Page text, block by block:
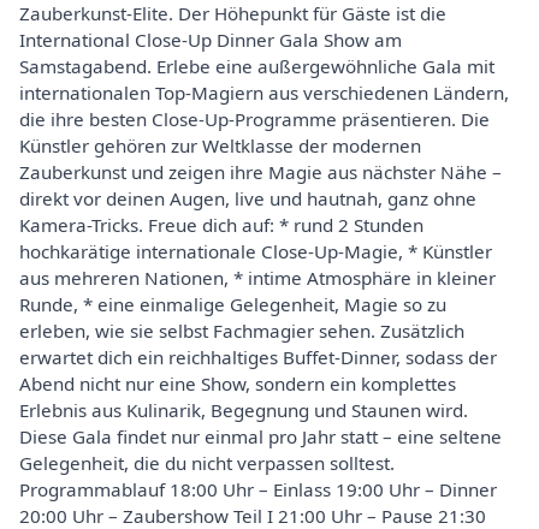
Zauberkunst-Elite. Der Höhepunkt für Gäste ist die
International Close-Up Dinner Gala Show am
Samstagabend. Erlebe eine außergewöhnliche Gala mit
internationalen Top-Magiern aus verschiedenen Ländern,
die ihre besten Close-Up-Programme präsentieren. Die
Künstler gehören zur Weltklasse der modernen
Zauberkunst und zeigen ihre Magie aus nächster Nähe –
direkt vor deinen Augen, live und hautnah, ganz ohne
Kamera-Tricks. Freue dich auf: * rund 2 Stunden
hochkarätige internationale Close-Up-Magie, * Künstler
aus mehreren Nationen, * intime Atmosphäre in kleiner
Runde, * eine einmalige Gelegenheit, Magie so zu
erleben, wie sie selbst Fachmagier sehen. Zusätzlich
erwartet dich ein reichhaltiges Buffet-Dinner, sodass der
Abend nicht nur eine Show, sondern ein komplettes
Erlebnis aus Kulinarik, Begegnung und Staunen wird.
Diese Gala findet nur einmal pro Jahr statt – eine seltene
Gelegenheit, die du nicht verpassen solltest.
Programmablauf 18:00 Uhr – Einlass 19:00 Uhr – Dinner
20:00 Uhr – Zaubershow Teil I 21:00 Uhr – Pause 21:30